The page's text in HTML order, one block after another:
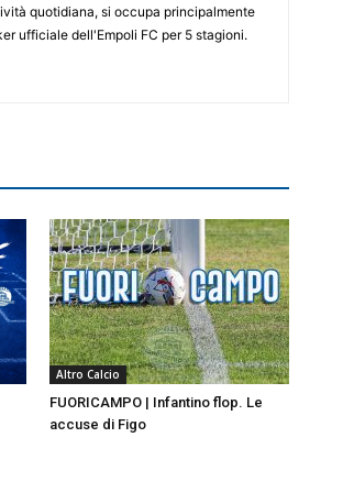
quotidiana, si occupa principalmente
ufficiale dell'Empoli FC per 5 stagioni.
Altro Calcio
FUORICAMPO | Infantino flop. Le
accuse di Figo